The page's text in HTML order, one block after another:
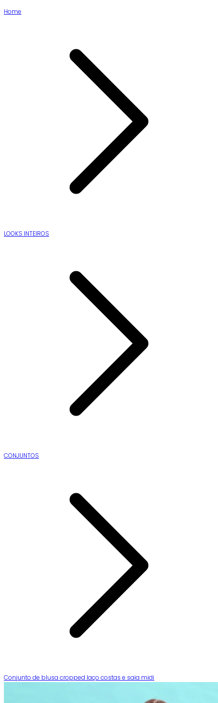
Home
LOOKS INTEIROS
CONJUNTOS
Conjunto de blusa cropped laço costas e saia midi